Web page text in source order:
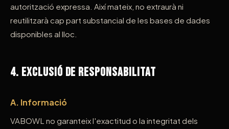
autorització expressa. Així mateix, no extraurà ni
reutilitzarà cap part substancial de les bases de dades
disponibles al lloc.
4. Exclusió de Responsabilitat
A. Informació
VABOWL no garanteix l'exactitud o la integritat dels